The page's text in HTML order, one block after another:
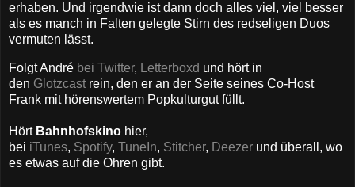
erhaben. Und irgendwie ist dann doch alles viel, viel besser
als es manch in Falten gelegte Stirn des redseligen Duos
vermuten lässt.
Folgt André bei Twitter, Letterboxd und hört in
den Glotzcast rein, den er an der Seite seines Co-Host
Frank mit hörenswertem Popkulturgut füllt.
Hört Bahnhofskino hier,
bei iTunes, Spotify, TuneIn, Stitcher, Deezer und überall, wo
es etwas auf die Ohren gibt.